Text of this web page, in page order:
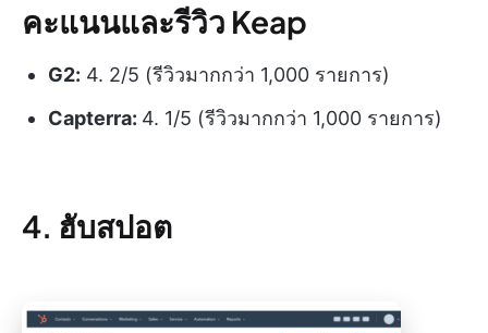
คะแนนและรีวิว Keap
G2: 4. 2/5 (รีวิวมากกว่า 1,000 รายการ)
Capterra: 4. 1/5 (รีวิวมากกว่า 1,000 รายการ)
4. ฮับสปอต